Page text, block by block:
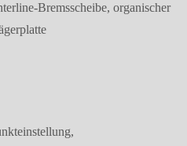
Bremsscheibe, organischer